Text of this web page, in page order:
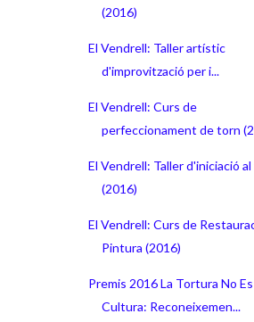
(2016)
El Vendrell: Taller artístic
d'improvització per i...
El Vendrell: Curs de
perfeccionament de torn
El Vendrell: Taller d'iniciació
(2016)
El Vendrell: Curs de
Pintura (2016)
Premis 2016 La Tortura No Es
Cultura: Reconeixemen...